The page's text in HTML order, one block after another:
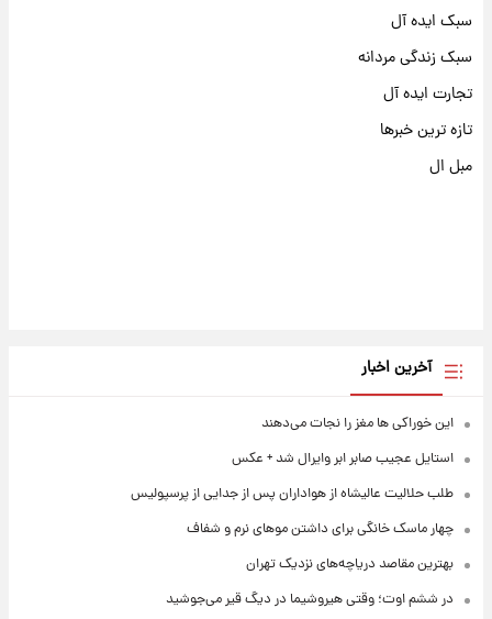
سبک ایده آل
سبک زندگی مردانه
تجارت ایده آل
تازه ترین خبرها
مبل ال
آخرین اخبار
این خوراکی ها مغز را نجات می‌دهند
استایل عجیب صابر ابر وایرال شد + عکس
طلب حلالیت عالیشاه از هواداران پس از جدایی از پرسپولیس
چهار ماسک خانگی برای داشتن موهای نرم و شفاف
بهترین مقاصد دریاچه‌های نزدیک تهران
در ششم اوت؛ وقتی هیروشیما در دیگ قیر می‌جوشید